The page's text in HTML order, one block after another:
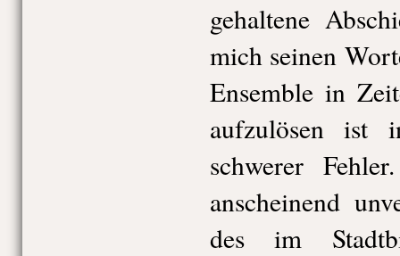
gehaltene
mich seinen
Ensemble in
aufzulösen ist
schwerer
anscheinend
des im